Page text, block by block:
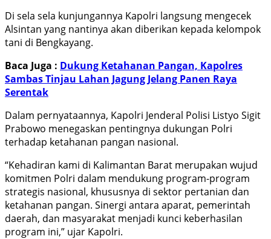
Di sela sela kunjungannya Kapolri langsung mengecek
Alsintan yang nantinya akan diberikan kepada kelompok
tani di Bengkayang.
Baca Juga : Dukung Ketahanan Pangan, Kapolres
Sambas Tinjau Lahan Jagung Jelang Panen Raya
Serentak
Dalam pernyataannya, Kapolri Jenderal Polisi Listyo Sigit
Prabowo menegaskan pentingnya dukungan Polri
terhadap ketahanan pangan nasional.
“Kehadiran kami di Kalimantan Barat merupakan wujud
komitmen Polri dalam mendukung program-program
strategis nasional, khususnya di sektor pertanian dan
ketahanan pangan. Sinergi antara aparat, pemerintah
daerah, dan masyarakat menjadi kunci keberhasilan
program ini,” ujar Kapolri.